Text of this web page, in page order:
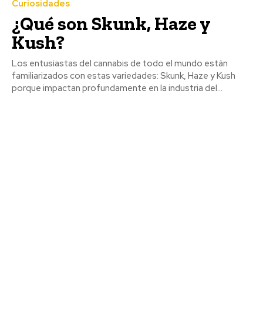
Curiosidades
¿Qué son Skunk, Haze y
Kush?
Los entusiastas del cannabis de todo el mundo están
familiarizados con estas variedades: Skunk, Haze y Kush
porque impactan profundamente en la industria del...